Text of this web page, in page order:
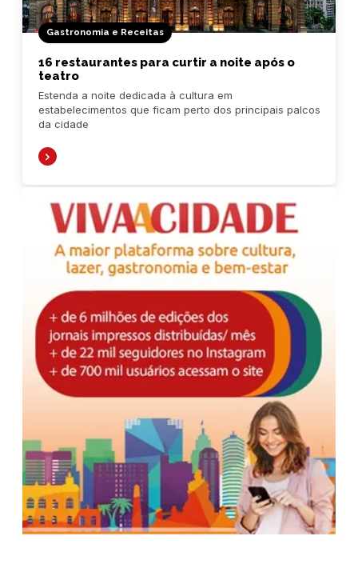
Gastronomia e Receitas
16 restaurantes para curtir a noite após o
teatro
Estenda a noite dedicada à cultura em
estabelecimentos que ficam perto dos principais palcos
da cidade